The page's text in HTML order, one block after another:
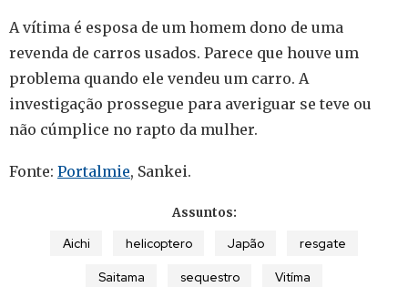
A vítima é esposa de um homem dono de uma
revenda de carros usados. Parece que houve um
problema quando ele vendeu um carro. A
investigação prossegue para averiguar se teve ou
não cúmplice no rapto da mulher.
Fonte: Portalmie, Sankei.
Assuntos:
Aichi helicoptero Japão resgate
Saitama sequestro Vitíma